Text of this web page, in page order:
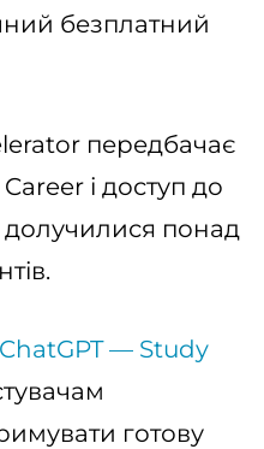
безплатний
передбачає
і доступ до
долучилися понад
— Study
готову